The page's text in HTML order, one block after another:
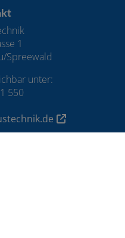
Öffnungszeiten
1
Spreewald
unter:
550